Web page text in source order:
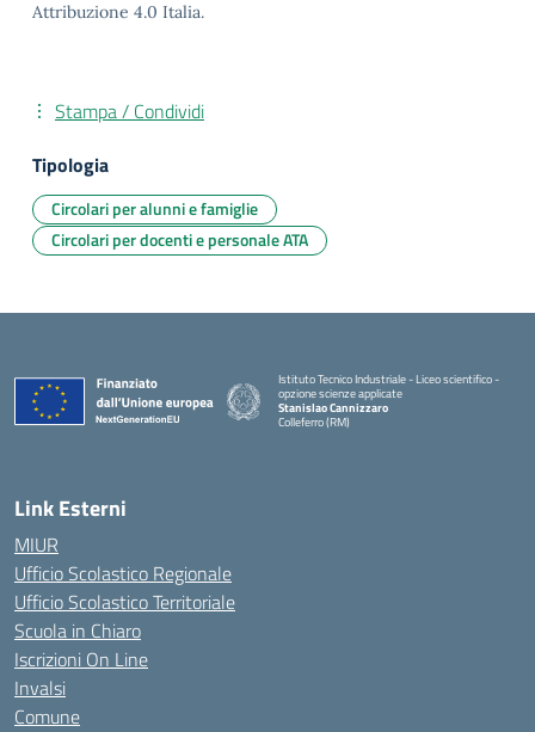
Attribuzione 4.0 Italia.
Stampa / Condividi
Tipologia
Circolari per alunni e famiglie
Circolari per docenti e personale ATA
Istituto Tecnico Industriale - Liceo scientifico -
opzione scienze applicate
Stanislao Cannizzaro
Colleferro (RM)
Link Esterni
MIUR
Ufficio Scolastico Regionale
Ufficio Scolastico Territoriale
Scuola in Chiaro
Iscrizioni On Line
Invalsi
Comune